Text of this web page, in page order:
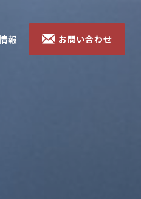
報 お問い合わせ